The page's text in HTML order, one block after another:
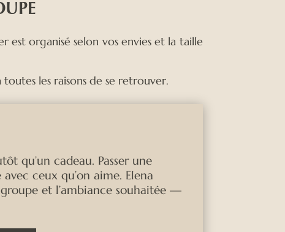
organisé selon vos envies et la taille
les raisons de se retrouver.
qu’un cadeau. Passer une
ceux qu’on aime. Elena
et l’ambiance souhaitée —